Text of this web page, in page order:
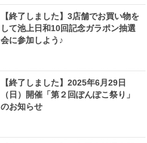
【終了しました】3店舗でお買い物を
して池上日和10回記念ガラポン抽選
会に参加しよう♪
【終了しました】2025年6月29日
（日）開催「第２回ぽんぽこ祭り」
のお知らせ